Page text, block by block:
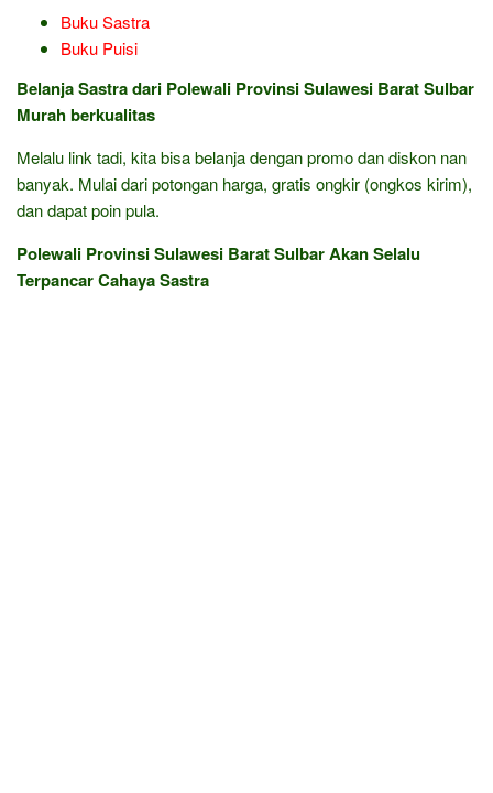
Buku Sastra
Buku Puisi
Belanja Sastra dari Polewali Provinsi Sulawesi Barat Sulbar
Murah berkualitas
Melalu link tadi, kita bisa belanja dengan promo dan diskon nan
banyak. Mulai dari potongan harga, gratis ongkir (ongkos kirim),
dan dapat poin pula.
Polewali Provinsi Sulawesi Barat Sulbar Akan Selalu
Terpancar Cahaya Sastra